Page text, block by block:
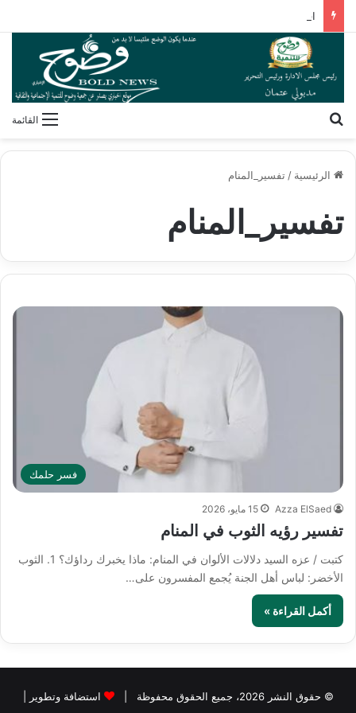
القائمة
الرئيسية / تفسير_المنام
تفسير_المنام
فسر حلمك
Azza ElSaed 15 مايو، 2026
تفسير رؤيه الثوب في المنام
كتبت / عزه السيد دلالات الألوان في المنام: ماذا يخبرك رداؤك؟ 1. الثوب
الأخضر: لباس أهل الجنة يُجمع المفسرون على…
أكمل القراءة »
© حقوق النشر 2026، جميع الحقوق محفوظة | استضافة وتطوير |